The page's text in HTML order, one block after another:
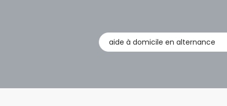
Métier,
entreprise,